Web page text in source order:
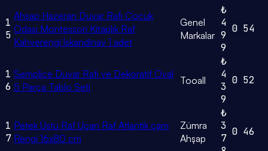
1
5
Ahşap Hazeran Duvar Rafı Çocuk
Odası Montessori Kitaplık Raf
Kahverengi İskandinav 1 adet
Genel
Markalar
₺
4
9
9
0 54
1
6
Semplice Duvar Rafı ve Dekoratif Oval
5 Parça Tablo Seti
Tooall
₺
4
3
9
0 52
1
7
Petek Üstü Raf Uçan Raf Atlantik çam
Rengi 16x80 cm
Zümra
Ahşap
₺
3
7
0 46